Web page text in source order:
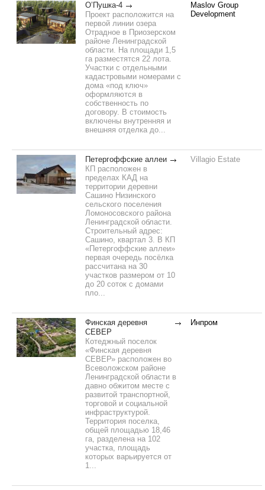
О’Пушка-4
Проект расположится на
первой линии озера
Отрадное в Приозерском
районе Ленинградской
области. На площади 1,5
га разместятся 22 лота.
Участки с отдельными
кадастровыми номерами с
дома «под ключ»
оформляются в
собственность по
договору. В стоимость
включены внутренняя и
внешняя отделка до...
Maslov Group
Development
Петергоффские аллеи
КП расположен в
пределах КАД на
территории деревни
Сашино Низинского
сельского поселения
Ломоносовского района
Ленинградской области.
Строительный адрес:
Сашино, квартал 3. В КП
«Петергоффские аллеи»
первая очередь посёлка
рассчитана на 30
участков размером от 10
до 20 соток с домами
пло...
Villagio Estate
Финская деревня
СЕВЕР
Котеджный поселок
«Финская деревня
СЕВЕР» расположен во
Всеволожском районе
Ленинградской области в
давно обжитом месте с
развитой транспортной,
торговой и социальной
инфраструктурой.
Территория поселка,
общей площадью 18,46
га, разделена на 102
участка, площадь
которых варьируется от
1...
Инпром